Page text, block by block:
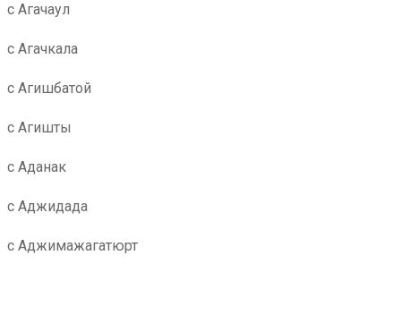
с Агачаул
с Агачкала
с Агишбатой
с Агишты
с Аданак
с Аджидада
с Аджимажагатюрт